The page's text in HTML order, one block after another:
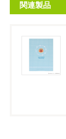
関連製品